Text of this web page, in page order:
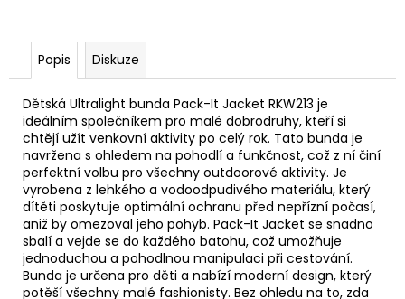
Popis Diskuze
Dětská Ultralight bunda Pack-It Jacket RKW213 je
ideálním společníkem pro malé dobrodruhy, kteří si
chtějí užít venkovní aktivity po celý rok. Tato bunda je
navržena s ohledem na pohodlí a funkčnost, což z ní činí
perfektní volbu pro všechny outdoorové aktivity. Je
vyrobena z lehkého a vodoodpudivého materiálu, který
dítěti poskytuje optimální ochranu před nepřízní počasí,
aniž by omezoval jeho pohyb. Pack-It Jacket se snadno
sbalí a vejde se do každého batohu, což umožňuje
jednoduchou a pohodlnou manipulaci při cestování.
Bunda je určena pro děti a nabízí moderní design, který
potěší všechny malé fashionisty. Bez ohledu na to, zda